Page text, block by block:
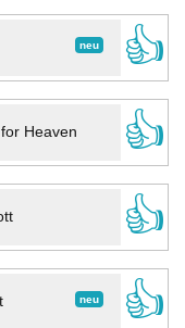
neu
👍
Heaven
👍
👍
neu
👍